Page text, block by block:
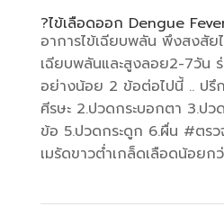
?ไข้เลือดออก Dengue
อาการไข้เฉียบพลัน พึงสงสัย
เฉียบพลันและสูงลอย2-7วัน
อย่างน้อย 2 ข้อต่อไปนี้ .. ปรึ
ศีรษะ 2.ปวดกระบอกตา 3.ป
ข้อ 5.ปวดกระดูก 6.ผื่น #ตร
เมรัดขาวต่ำเกล็ดเลือดน้อยก